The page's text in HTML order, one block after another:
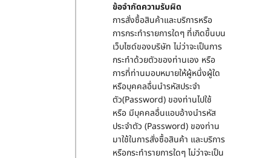
ข้อจำกัดความรับผิด
การสั่งซื้อสินค้าและบริการหรือ
การกระทำรายการใดๆ ที่เกิดขึ้นบน
เว็บไซด์ของบริษัท ไม่ว่าจะเป็นการ
กระทำด้วยตัวของท่านเอง หรือ
การที่ท่านมอบหมายให้ผู้หนึ่งผู้ใด
หรือบุคคลอื่นนำรหัสประจำ
ตัว(Password) ของท่านไปใช้
หรือ มีบุคคลอื่นแอบอ้างนำรหัส
ประจำตัว (Password) ของท่าน
มาใช้ในการสั่งซื้อสินค้า และบริการ
หรือกระทำรายการใดๆ ไม่ว่าจะเป็น